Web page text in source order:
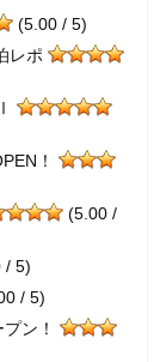
(5.00 / 5)
レポ
！
(5.00 /
/ 5)
/ 5)
ン！